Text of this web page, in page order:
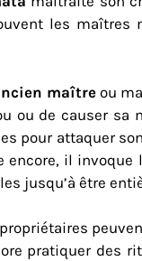
les maîtres
maîtreou
ou de causer sa
pour attaquer
encore, il
jusqu’à être
pratiquer des